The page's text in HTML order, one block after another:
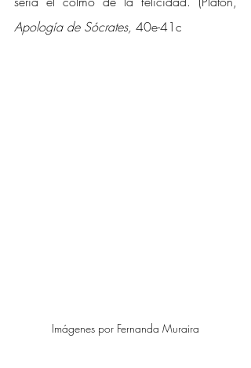
Apología de Sócrates, 40e-41c
Imágenes por Fernanda Muraira